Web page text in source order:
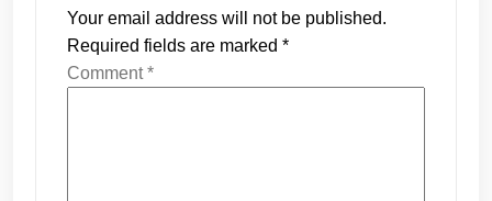
Your email address will not be published.
Required fields are marked *
Comment*